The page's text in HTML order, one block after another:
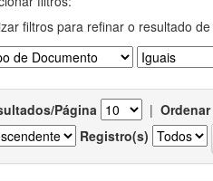
filtros para refinar o resultado
Página |
Registro(s)